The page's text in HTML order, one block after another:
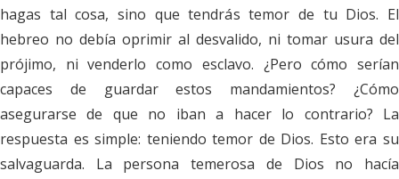
hagas tal cosa, sino que tendrás temor de tu Dios. El
hebreo no debía oprimir al desvalido, ni tomar usura del
prójimo, ni venderlo como esclavo. ¿Pero cómo serían
capaces de guardar estos mandamientos? ¿Cómo
asegurarse de que no iban a hacer lo contrario? La
respuesta es simple: teniendo temor de Dios. Esto era su
salvaguarda. La persona temerosa de Dios no hacía